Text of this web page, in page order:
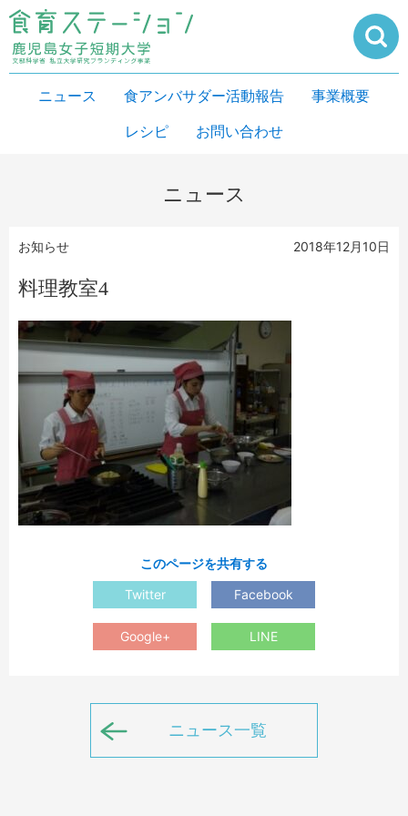
ニュース 食アンバサダー活動報告
事業概要
レシピ
お問い合わせ
ニュース
お知らせ 2018年12月10日
料理教室4
このページを共有する
Twitter
Facebook
Google+ LINE
ニュース一覧